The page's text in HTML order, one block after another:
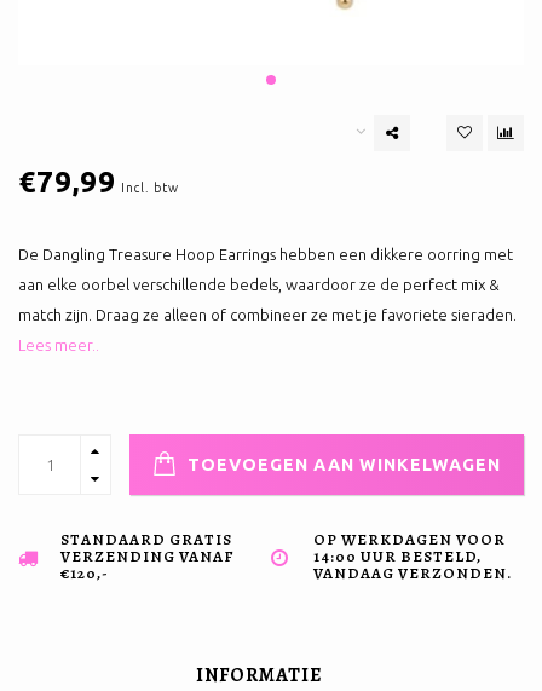
€79,99 Incl. btw
De Dangling Treasure Hoop Earrings hebben een dikkere oorring met
aan elke oorbel verschillende bedels, waardoor ze de perfect mix &
match zijn. Draag ze alleen of combineer ze met je favoriete sieraden.
Lees meer..
TOEVOEGEN AAN WINKELWAGEN
STANDAARD GRATIS
VERZENDING VANAF
€120,-
OP WERKDAGEN VOOR
14:00 UUR BESTELD,
VANDAAG VERZONDEN.
INFORMATIE